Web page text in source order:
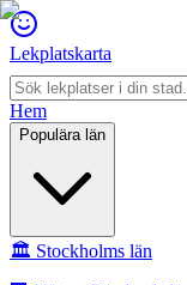
Lekplatskarta
Hem
Populära län
🏛️ Stockholms län